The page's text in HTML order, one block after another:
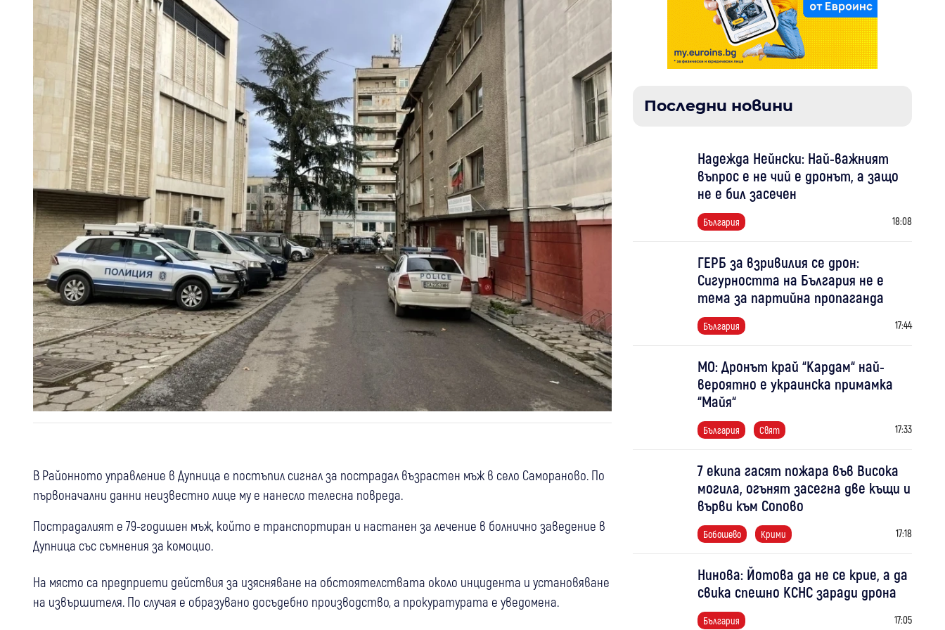
В Районното управление в Дупница е постъпил сигнал за пострадал възрастен мъж в село Самораново. По
първоначални данни неизвестно лице му е нанесло телесна повреда.
Пострадалият е 79-годишен мъж, който е транспортиран и настанен за лечение в болнично заведение в
Дупница със съмнения за комоцио.
На място са предприети действия за изясняване на обстоятелствата около инцидента и установяване
на извършителя. По случая е образувано досъдебно производство, а прокуратурата е уведомена.
Последни новини
Надежда Нейнски: Най-важният
въпрос е не чий е дронът, а защо
не е бил засечен
България 18:08
ГЕРБ за взривилия се дрон:
Сигурността на България не е
тема за партийна пропаганда
България 17:44
МО: Дронът край “Кардам“ най-
вероятно е украинска примамка
“Майя“
България Свят 17:33
7 екипа гасят пожара във Висока
могила, огънят засегна две къщи и
върви към Сопово
Бобошево Крими 17:18
Нинова: Йотова да не се крие, а да
свика спешно КСНС заради дрона
България 17:05